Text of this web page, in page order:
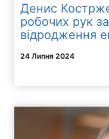
Денис
робочих рук
відродження
24 Липня 2024